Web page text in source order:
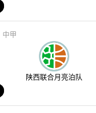
中甲
陕西联合月亮泊队